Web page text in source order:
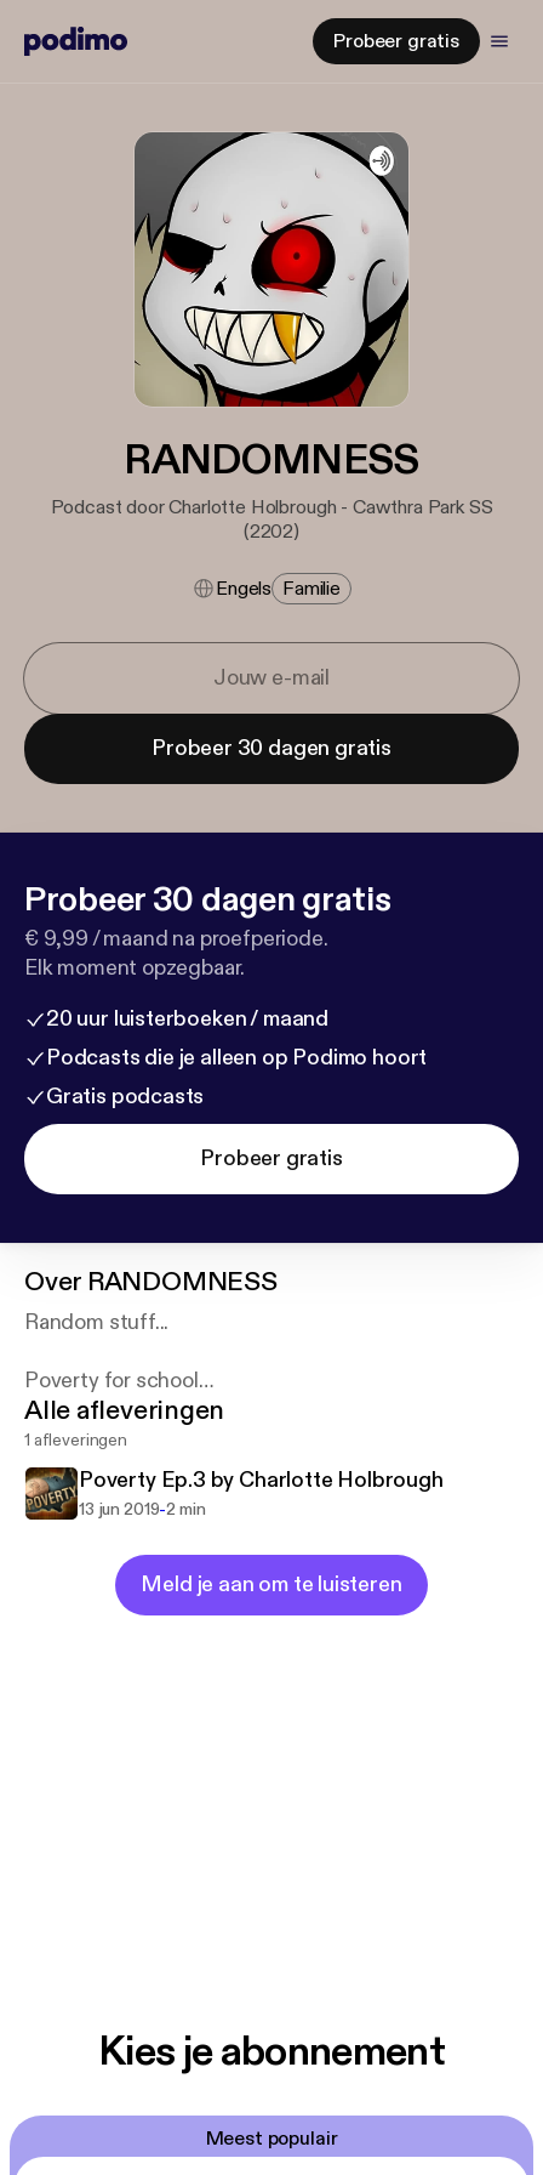
Probeer gratis
RANDOMNESS
Podcast door Charlotte Holbrough - Cawthra Park SS
(2202)
Engels Familie
Probeer 30 dagen gratis
Probeer 30 dagen gratis
€ 9,99 / maand na proefperiode.
Elk moment opzegbaar.
20 uur luisterboeken / maand
Podcasts die je alleen op Podimo hoort
Gratis podcasts
Probeer gratis
Over RANDOMNESS
Random stuff...
Poverty for school
Doggos
And stuff
Alle afleveringen
1 afleveringen
Poverty Ep.3 by Charlotte Holbrough
13 jun 2019-2 min
Meld je aan om te luisteren
Kies je abonnement
Meest populair